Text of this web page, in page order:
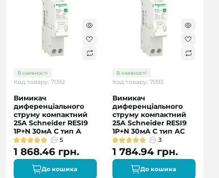
В наявності
Код товару: 7092
Вимикач
диференціального
струму компактний
25A Schneider RESI9
1P+N 30мA C тип А
5
1 868.46 грн.
До кошика
В наявності
Код товару: 7093
Вимикач
диференціального
струму компактний
25A Schneider RESI9
1P+N 30мA C тип АC
3
1 784.94 грн.
До кошика